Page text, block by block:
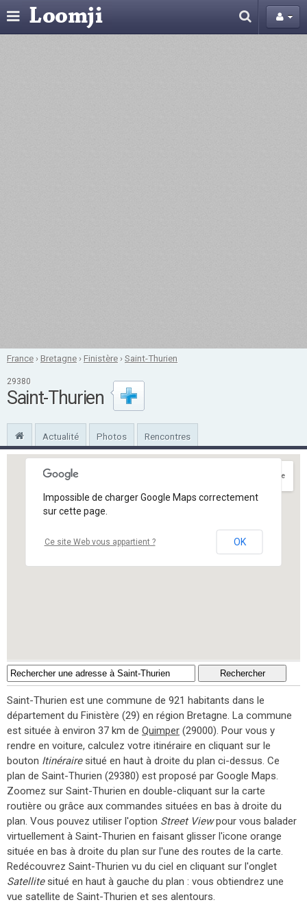
France ›Bretagne ›Finistère ›Saint-Thurien
29380
Saint-Thurien
Actualité Photos Rencontres
Impossible de charger Google Maps correctement
sur cette page.
Ce site Web vous appartient ? OK
Itinéraire
Saint-Thurien est une commune de 921 habitants dans le
département du Finistère (29) en région Bretagne. La commune
est située à environ 37 km de Quimper (29000). Pour vous y
rendre en voiture, calculez votre itinéraire en cliquant sur le
bouton Itinérairesitué en haut à droite du plan ci-dessus. Ce
plan de Saint-Thurien (29380) est proposé par Google Maps.
Zoomez sur Saint-Thurien en double-cliquant sur la carte
routière ou grâce aux commandes situées en bas à droite du
plan. Vous pouvez utiliser l'option Street Viewpour vous balader
virtuellement à Saint-Thurien en faisant glisser l'icone orange
située en bas à droite du plan sur l'une des routes de la carte.
Redécouvrez Saint-Thurien vu du ciel en cliquant sur l'onglet
Satellitesitué en haut à gauche du plan : vous obtiendrez une
vue satellite de Saint-Thurien et ses alentours.